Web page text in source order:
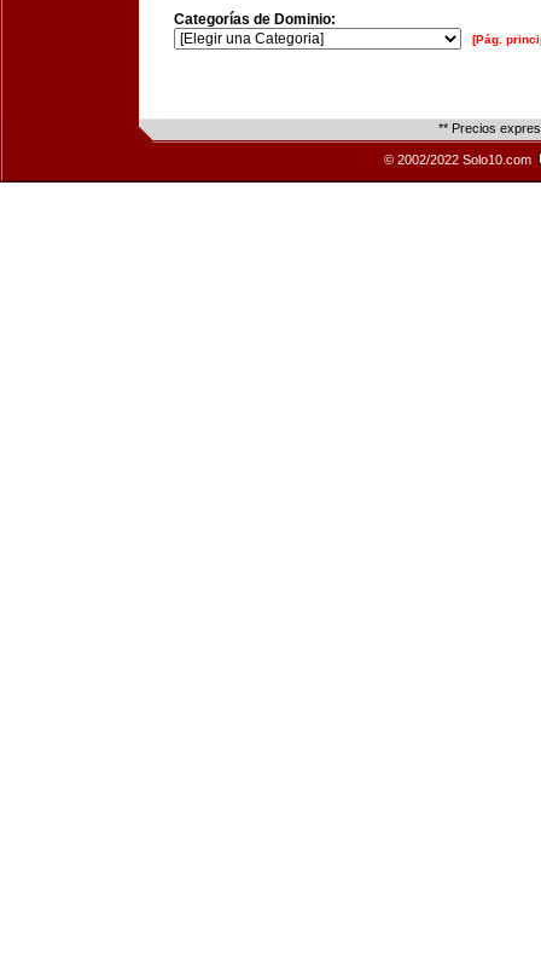
Categorías de Dominio:
[Pág.
** Precios
© 2002/2022 Solo10.com